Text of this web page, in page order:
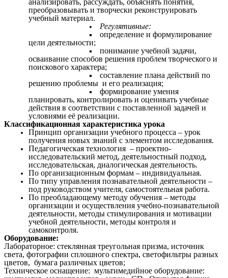
анализировать, рассуждать, объяснять понятия,
преобразовывать и творчески реконструировать
учебный материал.
Регулятивные:
определение и формулирование
цели деятельности;
понимание учебной задачи,
осваивание способов решения проблем творческого и
поискового характера;
составление плана действий по
решению проблемы и его реализация;
формирование умения
планировать, контролировать и оценивать учебные
действия в соответствии с поставленной задачей и
условиями её реализации.
Классификационная характеристика урока
Принцип организации учебного процесса – урок
получения новых знаний с элементом исследования.
Педагогическая технология – проектно-
исследовательский метод, деятельностный подход,
исследовательская, диалогическая деятельность.
По организационным формам – индивидуальная.
По типу управления познавательной деятельности –
под руководством учителя, самостоятельная работа.
По преобладающему методу обучения – методы
организации и осуществления учебно-познавательной
деятельности, методы стимулирования и мотивации
учебной деятельности, методы контроля и
самоконтроля.
Оборудование:
Лабораторное: стеклянная треугольная призма, источник
света, фотографии сплошного спектра, светофильтры разных
цветов, бумага различных цветов;
Техническое оснащение: мультимедийное оборудование: